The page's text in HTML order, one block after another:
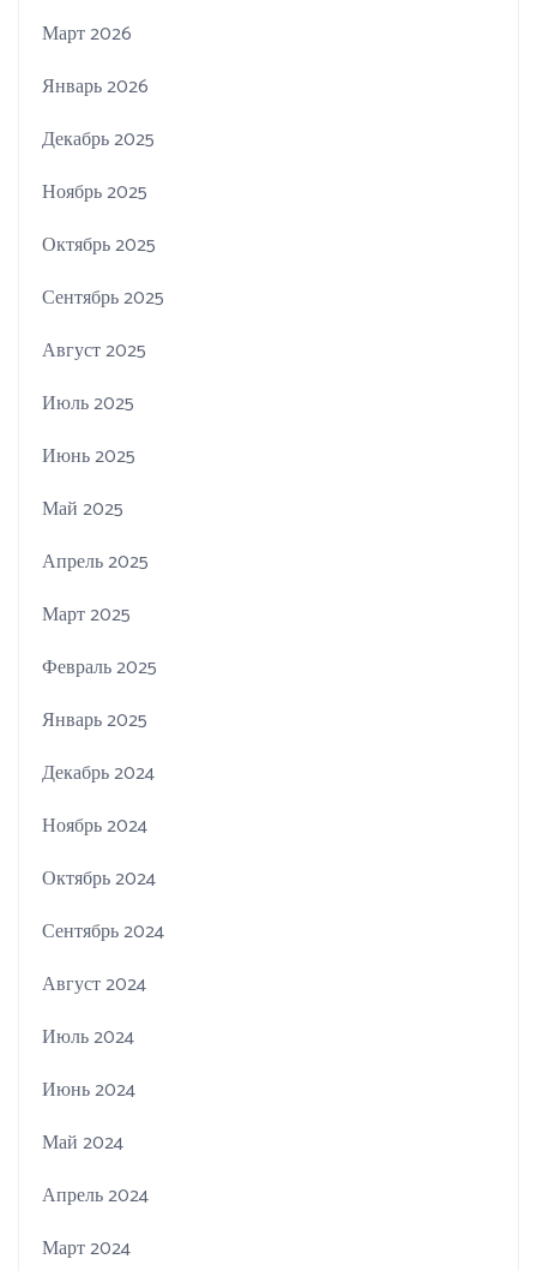
Март 2026
Январь 2026
Декабрь 2025
Ноябрь 2025
Октябрь 2025
Сентябрь 2025
Август 2025
Июль 2025
Июнь 2025
Май 2025
Апрель 2025
Март 2025
Февраль 2025
Январь 2025
Декабрь 2024
Ноябрь 2024
Октябрь 2024
Сентябрь 2024
Август 2024
Июль 2024
Июнь 2024
Май 2024
Апрель 2024
Март 2024